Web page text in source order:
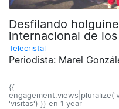
Desfilando
internacional de
Telecristal
Periodista: Marel
{{
'visitas') }} en 1 year